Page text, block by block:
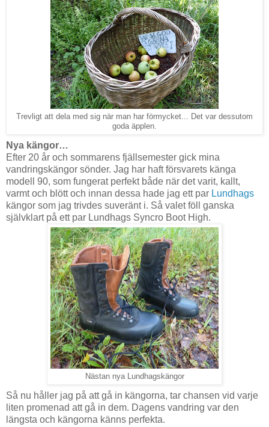
Trevligt att dela med sig när man har förmycket... Det var dessutom
goda äpplen.
Nya kängor…
Efter 20 år och sommarens fjällsemester gick mina
vandringskängor sönder. Jag har haft försvarets känga
modell 90, som fungerat perfekt både när det varit, kallt,
varmt och blött och innan dessa hade jag ett par Lundhags
kängor som jag trivdes suveränt i. Så valet föll ganska
självklart på ett par Lundhags Syncro Boot High.
Nästan nya Lundhagskängor
Så nu håller jag på att gå in kängorna, tar chansen vid varje
liten promenad att gå in dem. Dagens vandring var den
längsta och kängorna känns perfekta.